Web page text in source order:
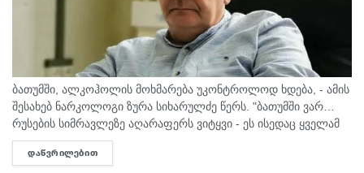
ბათუმში, ალკოჰოლის მოხმარება უკონტროლოდ ხდება, - ამის
შესახებ ნარკოლოგი ზურა სიხარულძე წერს. "ბათუმში ვარ…
რუსების სიმრავლეზე აღარაფერს ვიტყვი - ეს ისედაც ყველამ
იცის. მინდა სხვა, უფრო მნიშვნელოვანი საკითხი
გამოვყო.პირველი, რაც თვალში...
ᲓᲐᲬᲕᲠᲘᲚᲔᲑᲘᲗ